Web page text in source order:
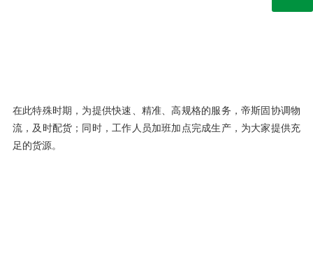
在此特殊时期，为提供快速、精准、高规格的服务，帝斯固协调物
流，及时配货；同时，工作人员加班加点完成生产，为大家提供充
足的货源。